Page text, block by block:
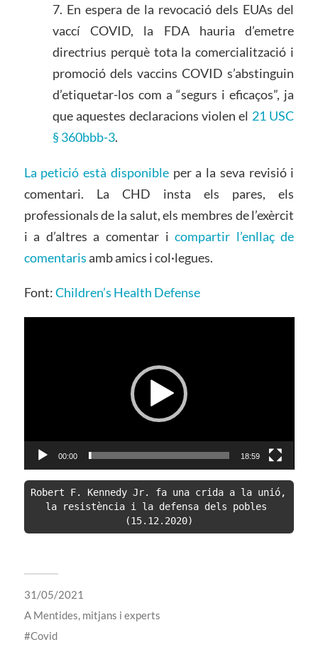
7. En espera de la revocació dels EUAs del
vaccí COVID, la FDA hauria d’emetre
directrius perquè tota la comercialització i
promoció dels vaccins COVID s’abstinguin
d’etiquetar-los com a “segurs i eficaços”, ja
que aquestes declaracions violen el 21 USC
§ 360bbb-3.
La petició està disponibleper a la seva revisió i
comentari. La CHD insta els pares, els
professionals de la salut, els membres de l’exèrcit
i a d’altres a comentar icompartir l’enllaç de
comentarisamb amics i col·legues.
Font:Children’s Health Defense
00:00 18:59
Robert F. Kennedy Jr. fa una crida a la unió,
la resistència i la defensa dels pobles
(15.12.2020)
31/05/2021
A Mentides, mitjans i experts
Covid